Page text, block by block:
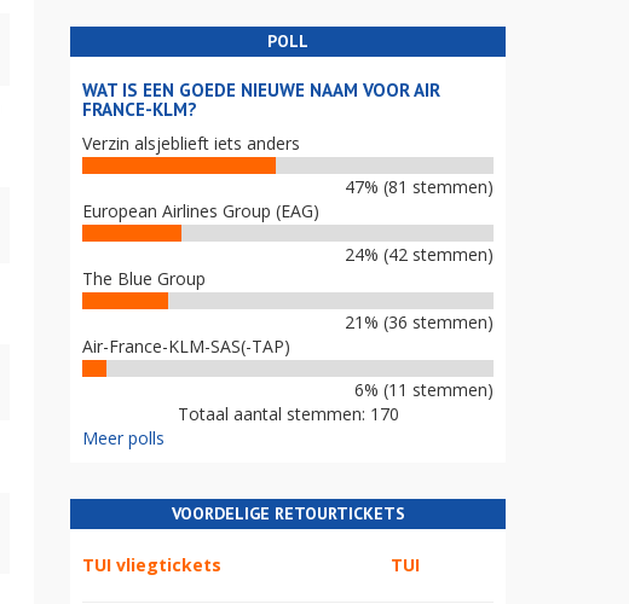
POLL
WAT IS EEN GOEDE NIEUWE NAAM VOOR AIR
FRANCE-KLM?
Verzin alsjeblieft iets anders
47% (81 stemmen)
European Airlines Group (EAG)
24% (42 stemmen)
The Blue Group
21% (36 stemmen)
Air-France-KLM-SAS(-TAP)
6% (11 stemmen)
Totaal aantal stemmen: 170
Meer polls
VOORDELIGE RETOURTICKETS
TUI vliegtickets TUI